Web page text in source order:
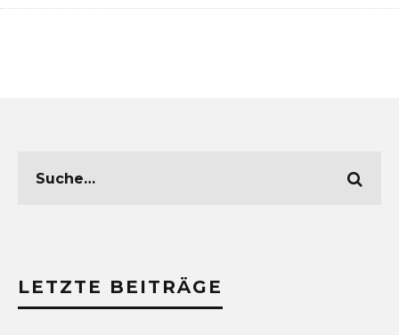
LETZTE BEITRÄGE